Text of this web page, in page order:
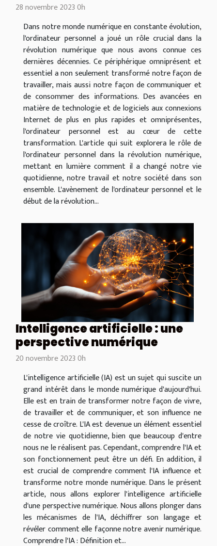
28 novembre 2023 0h
Dans notre monde numérique en constante évolution,
l'ordinateur personnel a joué un rôle crucial dans la
révolution numérique que nous avons connue ces
dernières décennies. Ce périphérique omniprésent et
essentiel a non seulement transformé notre façon de
travailler, mais aussi notre façon de communiquer et
de consommer des informations. Des avancées en
matière de technologie et de logiciels aux connexions
Internet de plus en plus rapides et omniprésentes,
l'ordinateur personnel est au cœur de cette
transformation. L'article qui suit explorera le rôle de
l'ordinateur personnel dans la révolution numérique,
mettant en lumière comment il a changé notre vie
quotidienne, notre travail et notre société dans son
ensemble. L'avènement de l'ordinateur personnel et le
début de la révolution...
Intelligence artificielle : une
perspective numérique
20 novembre 2023 0h
L'intelligence artificielle (IA) est un sujet qui suscite un
grand intérêt dans le monde numérique d'aujourd'hui.
Elle est en train de transformer notre façon de vivre,
de travailler et de communiquer, et son influence ne
cesse de croître. L'IA est devenue un élément essentiel
de notre vie quotidienne, bien que beaucoup d'entre
nous ne le réalisent pas. Cependant, comprendre l'IA et
son fonctionnement peut être un défi. En addition, il
est crucial de comprendre comment l'IA influence et
transforme notre monde numérique. Dans le présent
article, nous allons explorer l'intelligence artificielle
d'une perspective numérique. Nous allons plonger dans
les mécanismes de l'IA, déchiffrer son langage et
révéler comment elle façonne notre avenir numérique.
Comprendre l'IA : Définition et...